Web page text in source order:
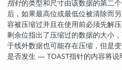
指针的类型和尺寸由该数据的第二
后，如果最高位或最低位被清除而
容被压缩过并且在使用前必须先解
剩余位指出了压缩过的数据的大小
于线外数据也可能存在压缩，但是
是否发生 — TOAST指针的内容将说